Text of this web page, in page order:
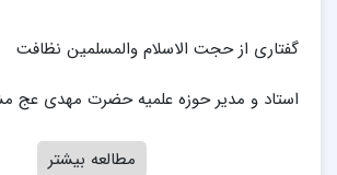
گفتاری از حجت الاسلام والمسلمین نظافت
استاد و مدیر حوزه علمیه حضرت مهدی عج
مطالعه بیشتر